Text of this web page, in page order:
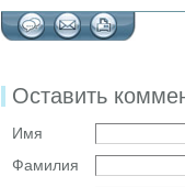
Оставить
Имя
Фамилия